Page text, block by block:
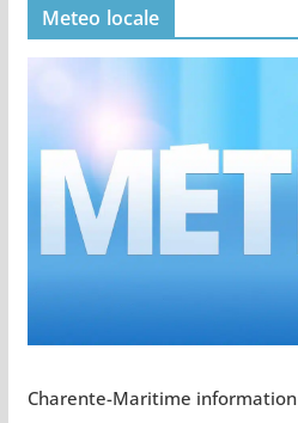
Meteo locale
Charente-Maritime information